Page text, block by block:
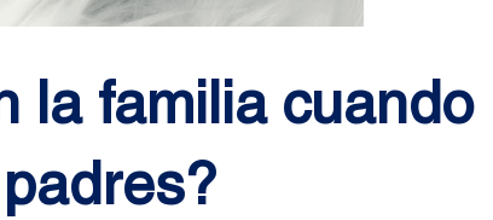
la familia cuando